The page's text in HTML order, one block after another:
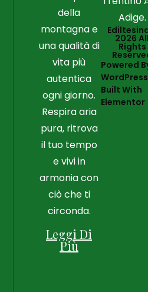
della
montagna e
una qualità di
vita più
autentica
ogni giorno.
Respira aria
pura, ritrova
il tuo tempo
e vivi in
armonia con
ciò che ti
circonda.
Leggi Di
Più
Adige.
2026 All
Rights
Powered
WordPress
Built With
Elementor